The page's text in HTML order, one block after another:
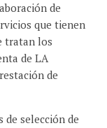
de
que tienen
tratan los
de LA
de
de selección de